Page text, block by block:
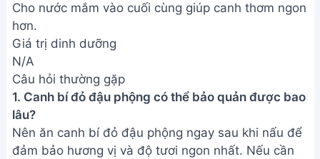
Cho nước mắm vào cuối cùng giúp canh thơm ngon
hơn.
Giá trị dinh dưỡng
N/A
Câu hỏi thường gặp
1. Canh bí đỏ đậu phộng có thể bảo quản được bao
lâu?
Nên ăn canh bí đỏ đậu phộng ngay sau khi nấu để
đảm bảo hương vị và độ tươi ngon nhất. Nếu cần